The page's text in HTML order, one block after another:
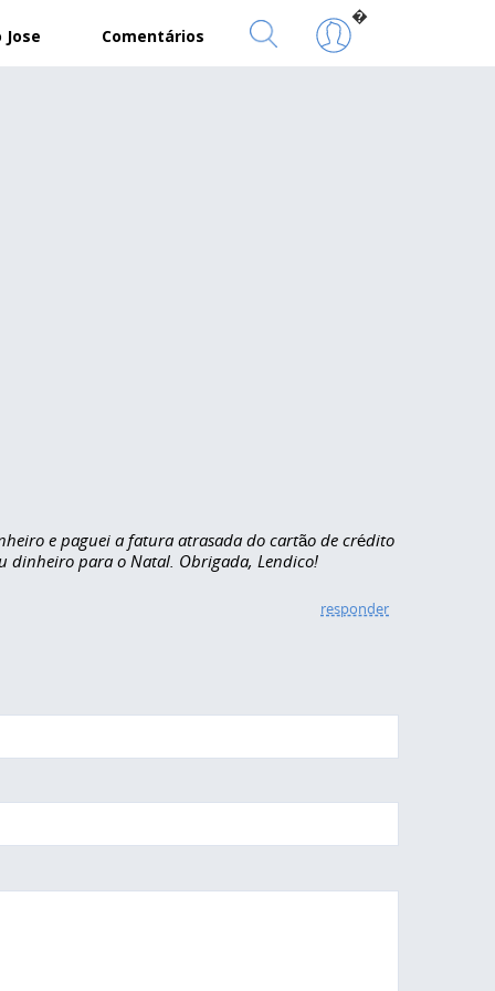
Comentários
�
e paguei a fatura atrasada do cartão de crédito
dinheiro para o Natal. Obrigada, Lendico!
responder